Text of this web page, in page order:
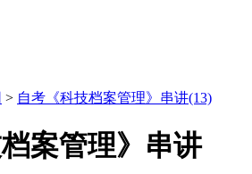
> 自考《科技档案管理》串讲(13)
案管理》串讲